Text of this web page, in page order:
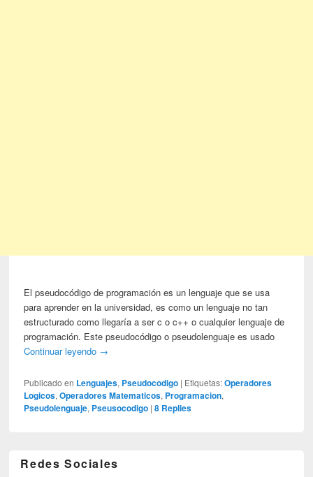
El pseudocódigo de programación es un lenguaje que se usa
para aprender en la universidad, es como un lenguaje no tan
estructurado como llegaría a ser c o c++ o cualquier lenguaje de
programación. Este pseudocódigo o pseudolenguaje es usado
Continuar leyendo →
Publicado en Lenguajes, Pseudocodigo | Etiquetas: Operadores
Logicos,Operadores Matematicos, Programacion,
Pseudolenguaje, Pseusocodigo |8 Replies
Redes Sociales